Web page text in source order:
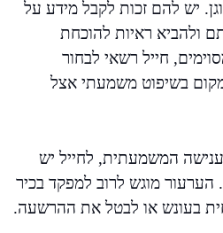
יש להם זכות לקבל מידע על
ולהביא ראיות להוכחת
חייל רשאי לבחור
בשיפוט משמעתי אצל
המשמעתית, לחייל יש
הערעור מוגש לרוב למפקד בכיר
בעונש או לבטל את ההרשעה.